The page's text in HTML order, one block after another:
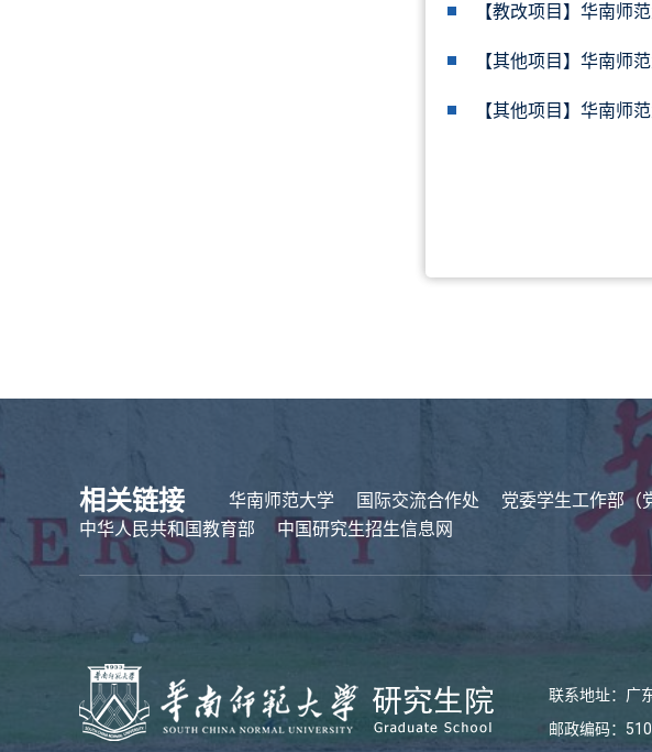
【教改项目】华南师
【其他项目】华南师
【其他项目】华南师
相关链接 华南师范大学 国际交流合作处 党委学生工作部（
中华人民共和国教育部
中国研究生招生信息网
联系地址：广
邮政编码：